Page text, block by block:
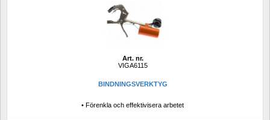
Art. nr.
VIGA6115
BINDNINGSVERKTYG
• Förenkla och effektivisera arbetet